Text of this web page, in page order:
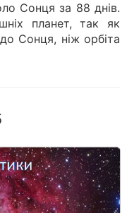
Сонця за 88 днів.
планет, так як
Сонця, ніж орбіта